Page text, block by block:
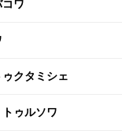
ワ
クタミシェ
ゥルソワ